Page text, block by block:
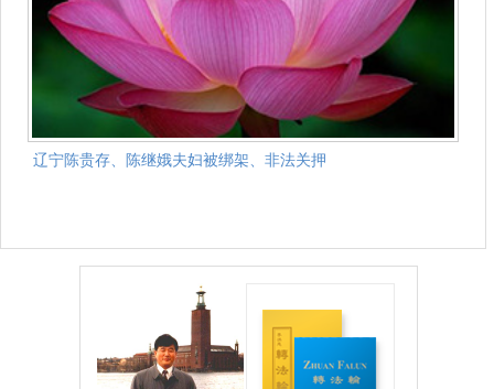
辽宁陈贵存、陈继娥夫妇被绑架、非法关押